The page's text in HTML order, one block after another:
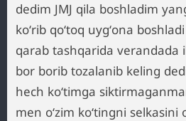
dedim JMJ qila boshladim
koʻrib qoʻtoq uygʻona
qarab tashqarida verandada
bor borib tozalanib keling
hech koʻtimga
men oʻzim koʻtingni